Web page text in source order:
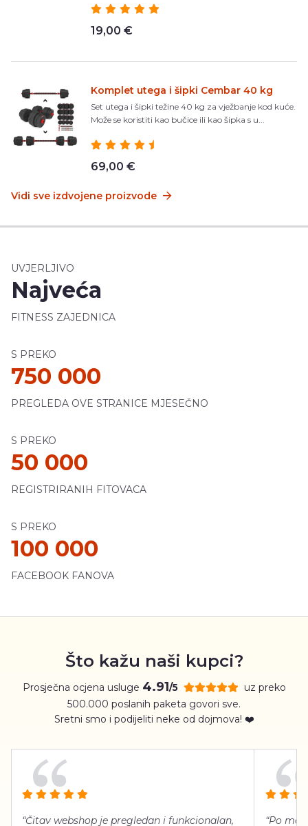
19,00 €
Komplet utega i šipki Cembar 40 kg
Set utega i šipki težine 40 kg za vježbanje kod kuće.
Može se koristiti kao bučice ili kao šipka s u...
69,00 €
Vidi sve izdvojene proizvode
UVJERLJIVO
Najveća
FITNESS ZAJEDNICA
S PREKO
750 000
PREGLEDA OVE STRANICE MJESEČNO
S PREKO
50 000
REGISTRIRANIH FITOVACA
S PREKO
100 000
FACEBOOK FANOVA
Što kažu naši kupci?
Prosječna ocjena usluge 4.91/5
uz preko
500.000 poslanih paketa govori sve.
Sretni smo i podijeliti neke od dojmova! ❤️
“Čitav webshop je pregledan i funkcionalan,
“Po